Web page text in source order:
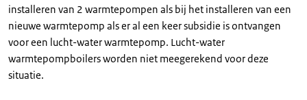
installeren van 2 warmtepompen als bij het installeren van een
nieuwe warmtepomp als er al een keer subsidie is ontvangen
voor een lucht-water warmtepomp. Lucht-water
warmtepompboilers worden niet meegerekend voor deze
situatie.